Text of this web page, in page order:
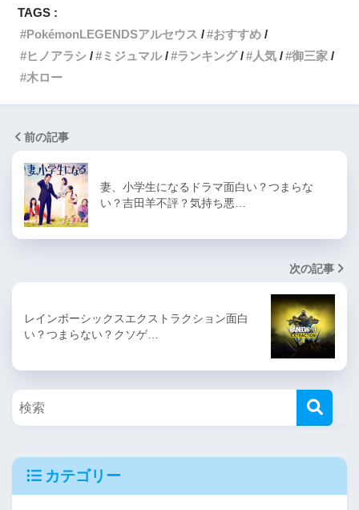
TAGS :
PokémonLEGENDSアルセウス
おすすめ
ヒノアラシ
ミジュマル ランキング 人気
御三家
木ロー
前の記事
妻、小学生になるドラマ面白い？つまらな
い？吉田羊不評？気持ち悪…
次の記事
レインボーシックスエクストラクション面白
い？つまらない？クソゲ…
カテゴリー